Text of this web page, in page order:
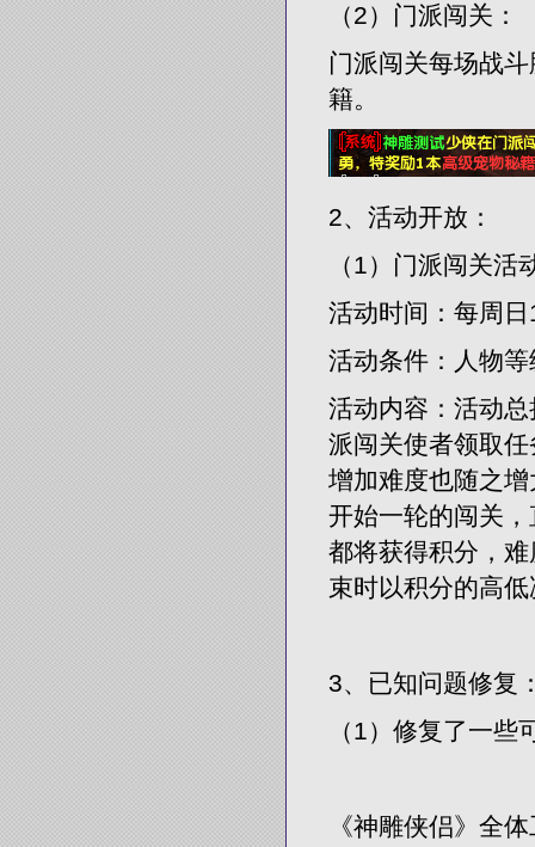
（2）门派闯关：
门派闯关每场战
籍。
2、活动开放：
（1）门派闯关活
活动时间：每周
活动条件：人物
活动内容：活动
派闯关使者领取
增加难度也随之
开始一轮的闯关
都将获得积分，
束时以积分的高
3、已知问题修复
（1）修复了一
《神雕侠侣》全